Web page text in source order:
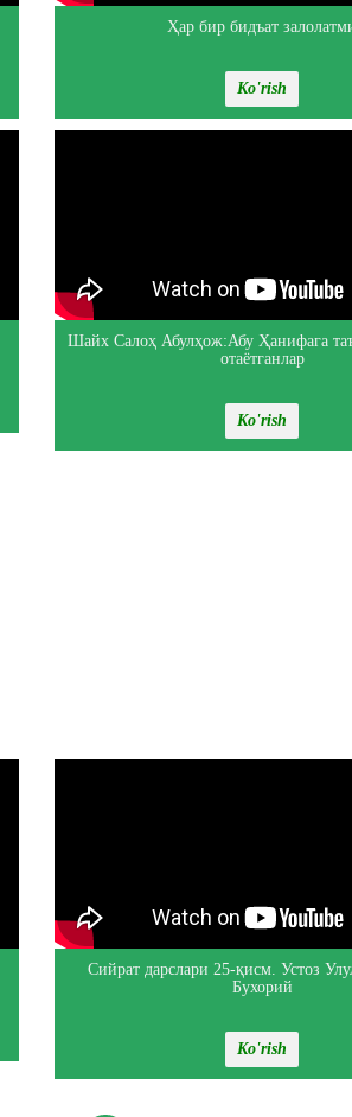
Ҳар бир бидъат
Ko'rish
Шайх Салоҳ Абулҳож:Абу Ҳанифага
отаётганлар
Ko'rish
Сийрат дарслари 25-қисм. Устоз
Бухорий
Ko'rish